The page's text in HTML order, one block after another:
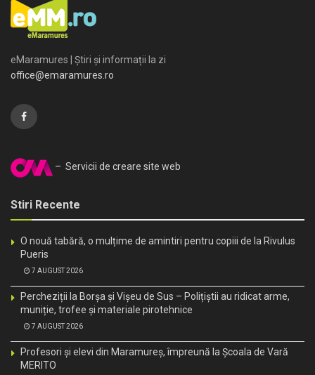
eMaramures | Știri și informații la zi
office@emaramures.ro
– Servicii de creare site web
Stiri Recente
O nouă tabără, o mulțime de amintiri pentru copiii de la Rivulus
Pueris
7 AUGUST 2026
Percheziții la Borșa și Vișeu de Sus – Polițiștii au ridicat arme,
muniție, trofee și materiale pirotehnice
7 AUGUST 2026
Profesori și elevi din Maramureș, împreună la Școala de Vară
MERITO